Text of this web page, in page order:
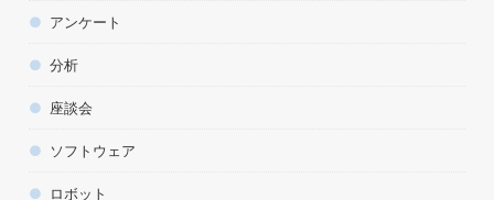
アンケート
分析
座談会
ソフトウェア
ロボット